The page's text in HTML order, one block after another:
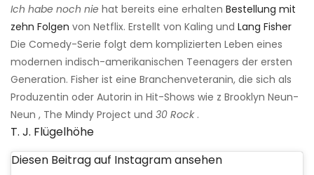
Ich habe noch nie hat bereits eine erhalten Bestellung mit
zehn Folgen von Netflix. Erstellt von Kaling und Lang Fisher
Die Comedy-Serie folgt dem komplizierten Leben eines
modernen indisch-amerikanischen Teenagers der ersten
Generation. Fisher ist eine Branchenveteranin, die sich als
Produzentin oder Autorin in Hit-Shows wie z Brooklyn Neun-
Neun , The Mindy Project und 30 Rock.
T. J. Flügelhöhe
Diesen Beitrag auf Instagram ansehen